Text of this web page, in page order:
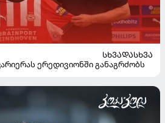
ᲡᲮᲕᲐᲓᲐᲡᲮᲕᲐ
ერედივიონში განაგრძობს